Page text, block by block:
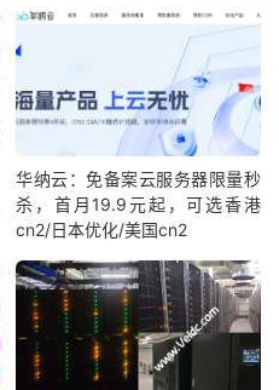
华纳云：免备案云服务器限量秒
杀，首月19.9元起，可选香港
cn2/日本优化/美国cn2